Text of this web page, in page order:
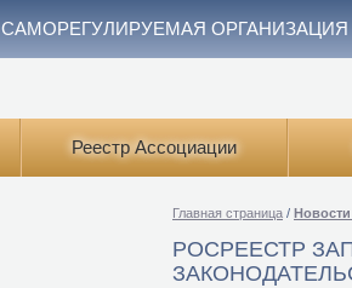
САМОРЕГУЛИРУЕМАЯ
Реестр Ассоциации
Главная страница /
РОСРЕЕСТР